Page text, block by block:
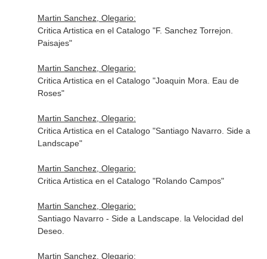
Martin Sanchez, Olegario:
Critica Artistica en el Catalogo "F. Sanchez Torrejon.
Paisajes"
Martin Sanchez, Olegario:
Critica Artistica en el Catalogo "Joaquin Mora. Eau de
Roses"
Martin Sanchez, Olegario:
Critica Artistica en el Catalogo "Santiago Navarro. Side a
Landscape"
Martin Sanchez, Olegario:
Critica Artistica en el Catalogo "Rolando Campos"
Martin Sanchez, Olegario:
Santiago Navarro - Side a Landscape. la Velocidad del
Deseo.
Martin Sanchez, Olegario: